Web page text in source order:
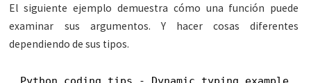
El siguiente ejemplo demuestra cómo una función puede
examinar sus argumentos. Y hacer cosas diferentes
dependiendo de sus tipos.